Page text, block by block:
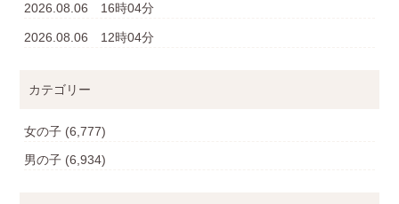
2026.08.06 16時04分
2026.08.06 12時04分
カテゴリー
女の子 (6,777)
男の子 (6,934)